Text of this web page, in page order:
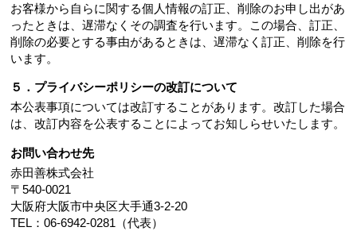
お客様から自らに関する個人情報の訂正、削除のお申し出があ
ったときは、遅滞なくその調査を行います。この場合、訂正、
削除の必要とする事由があるときは、遅滞なく訂正、削除を行
います。
５．プライバシーポリシーの改訂について
本公表事項については改訂することがあります。改訂した場合
は、改訂内容を公表することによってお知しらせいたします。
お問い合わせ先
赤田善株式会社
〒540-0021
大阪府大阪市中央区大手通3-2-20
TEL：06-6942-0281（代表）